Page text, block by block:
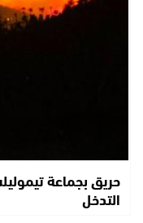
حريق بجماعة
التدخل